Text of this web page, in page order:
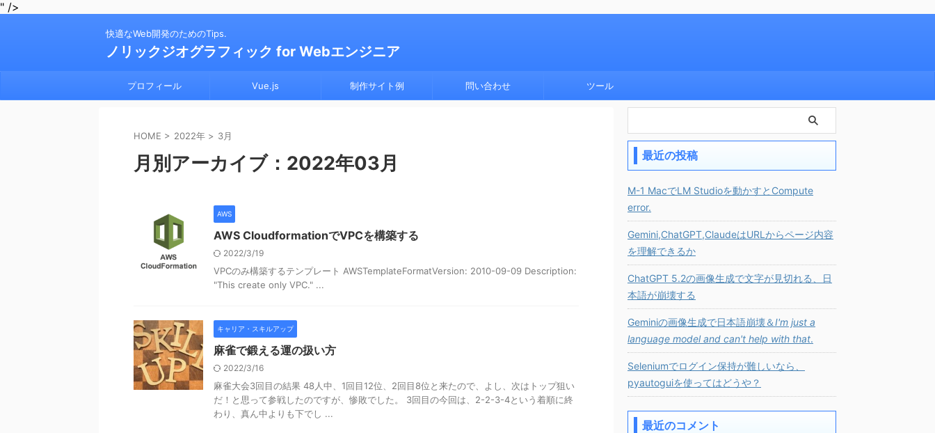
" />
快適なWeb開発のためのTips.
ノリックジオグラフィック for Webエンジニア
プロフィール Vue.js 制作サイト例 問い合わせ ツール
HOME > 2022年 > 3月
月別アーカイブ：2022年03月
AWS
AWS CloudformationでVPCを構築する
2022/3/19
VPCのみ構築するテンプレート AWSTemplateFormatVersion: 2010-09-09 Description:
"This create only VPC." ...
キャリア・スキルアップ
麻雀で鍛える運の扱い方
2022/3/16
麻雀大会3回目の結果 48人中、1回目12位、2回目8位と来たので、よし、次はトップ狙い
だ！と思って参戦したのですが、惨敗でした。 3回目の今回は、2-2-3-4という着順に終
わり、真ん中よりも下でし ...
最近の投稿
M-1 MacでLM Studioを動かすとCompute
error.
Gemini,ChatGPT,ClaudeはURLからページ内容
を理解できるか
ChatGPT 5.2の画像生成で文字が見切れる、日
本語が崩壊する
Geminiの画像生成で日本語崩壊＆I'm just a
language model and can't help with that.
Seleniumでログイン保持が難しいなら、
pyautoguiを使ってはどうや？
最近のコメント